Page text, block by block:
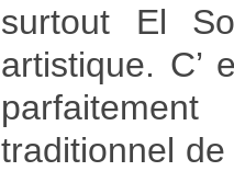
surtout El
artistique. C’
traditionnel